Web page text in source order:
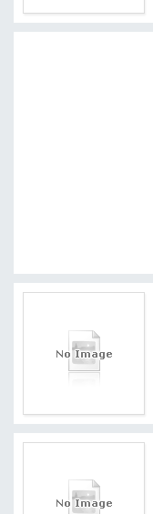
外文書